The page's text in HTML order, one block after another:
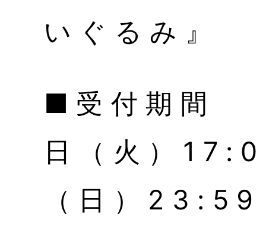
いぐるみ』
■受付期間
日（火）
（日）23:59